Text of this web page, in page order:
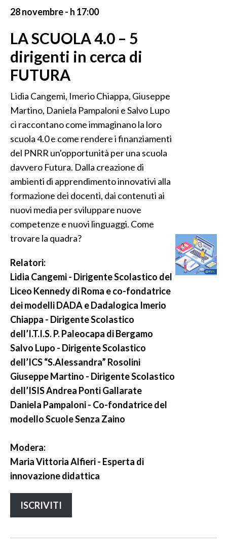
28 novembre - h 17:00
LA SCUOLA 4.0 – 5
dirigenti in cerca di
FUTURA
Lidia Cangemi, Imerio Chiappa, Giuseppe
Martino, Daniela Pampaloni e Salvo Lupo
ci raccontano come immaginano la loro
scuola 4.0 e come rendere i finanziamenti
del PNRR un'opportunità per una scuola
davvero Futura. Dalla creazione di
ambienti di apprendimento innovativi alla
formazione dei docenti, dai contenuti ai
nuovi media per sviluppare nuove
competenze e nuovi linguaggi. Come
trovare la quadra?
Relatori:
Lidia Cangemi - Dirigente Scolastico del
Liceo Kennedy di Roma e co-fondatrice
dei modelli DADA e Dadalogica Imerio
Chiappa - Dirigente Scolastico
dell’I.T.I.S. P. Paleocapa di Bergamo
Salvo Lupo - Dirigente Scolastico
dell’ICS “S.Alessandra” Rosolini
Giuseppe Martino - Dirigente Scolastico
dell’ISIS Andrea Ponti Gallarate
Daniela Pampaloni - Co-fondatrice del
modello Scuole Senza Zaino
Modera:
Maria Vittoria Alfieri - Esperta di
innovazione didattica
ISCRIVITI